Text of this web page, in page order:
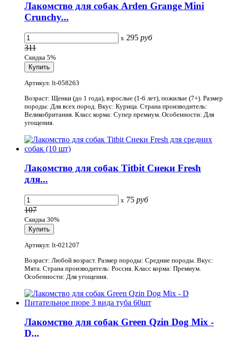
Лакомство для собак Arden Grange Mini
Crunchy...
x 295 руб
311
Скидка 5%
Артикул: lt-058263
Возраст: Щенки (до 1 года), взрослые (1-6 лет), пожилые (7+). Размер
породы: Для всех пород. Вкус: Курица. Страна производитель:
Великобритания. Класс корма: Супер премиум. Особенности: Для
угощения.
Лакомство для собак Titbit Снеки Fresh
для...
x 75 руб
107
Скидка 30%
Артикул: lt-021207
Возраст: Любой возраст. Размер породы: Средние породы. Вкус:
Мята. Страна производитель: Россия. Класс корма: Премиум.
Особенности: Для угощения.
Лакомство для собак Green Qzin Dog Mix -
D...